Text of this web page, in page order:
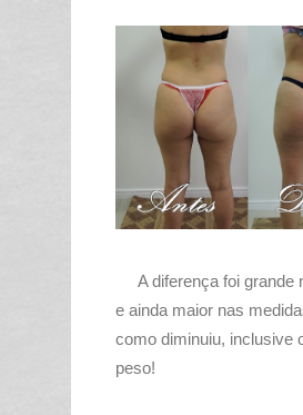
A diferença foi grande
e ainda maior nas
como diminuiu, inclusive
peso!